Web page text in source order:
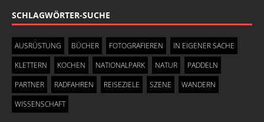
SCHLAGWÖRTER-SUCHE
AUSRÜSTUNG BÜCHER FOTOGRAFIEREN
IN EIGENER SACHE
KLETTERN
KOCHEN NATIONALPARK NATUR
PADDELN
PARTNER
RADFAHREN REISEZIELE SZENE
WANDERN
WISSENSCHAFT